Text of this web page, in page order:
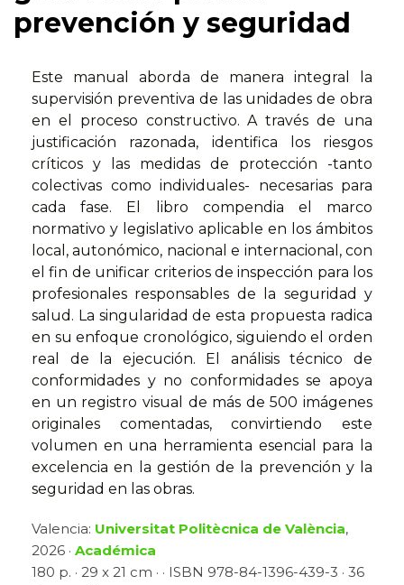
prevención y seguridad
Este manual aborda de manera integral la
supervisión preventiva de las unidades de obra
en el proceso constructivo. A través de una
justificación razonada, identifica los riesgos
críticos y las medidas de protección -tanto
colectivas como individuales- necesarias para
cada fase. El libro compendia el marco
normativo y legislativo aplicable en los ámbitos
local, autonómico, nacional e internacional, con
el fin de unificar criterios de inspección para los
profesionales responsables de la seguridad y
salud. La singularidad de esta propuesta radica
en su enfoque cronológico, siguiendo el orden
real de la ejecución. El análisis técnico de
conformidades y no conformidades se apoya
en un registro visual de más de 500 imágenes
originales comentadas, convirtiendo este
volumen en una herramienta esencial para la
excelencia en la gestión de la prevención y la
seguridad en las obras.
Valencia: Universitat Politècnica de València,
2026 · Académica
180 p. · 29 x 21 cm · · ISBN 978-84-1396-439-3 · 36